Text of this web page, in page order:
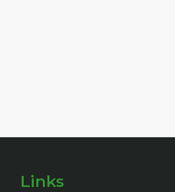
Links